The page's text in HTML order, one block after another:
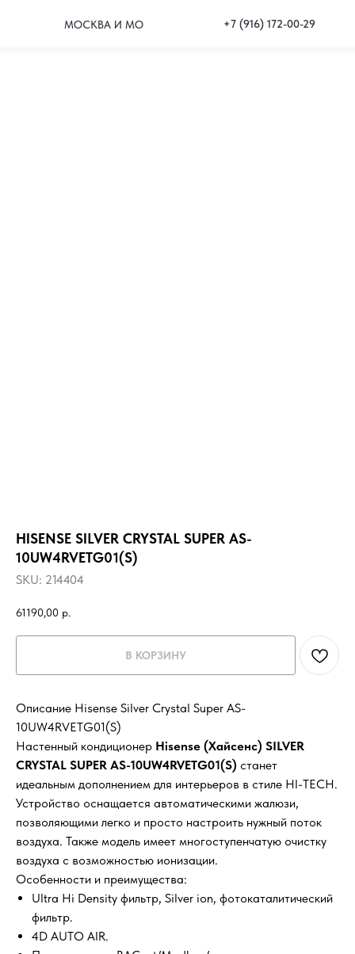
МОСКВА И МО +7 (916) 172-00-29
HISENSE SILVER CRYSTAL SUPER AS-
10UW4RVETG01(S)
SKU: 214404
61190,00 р.
В КОРЗИНУ
Описание Hisense Silver Crystal Super AS-
10UW4RVETG01(S)
Настенный кондиционер Hisense (Хайсенс) SILVER
CRYSTAL SUPER AS-10UW4RVETG01(S) станет
идеальным дополнением для интерьеров в стиле HI-TECH.
Устройство оснащается автоматическими жалюзи,
позволяющими легко и просто настроить нужный поток
воздуха. Также модель имеет многоступенчатую очистку
воздуха с возможностью ионизации.
Особенности и преимущества:
Ultra Hi Density фильтр, Silver ion, фотокаталитический
фильтр.
4D AUTO AIR.